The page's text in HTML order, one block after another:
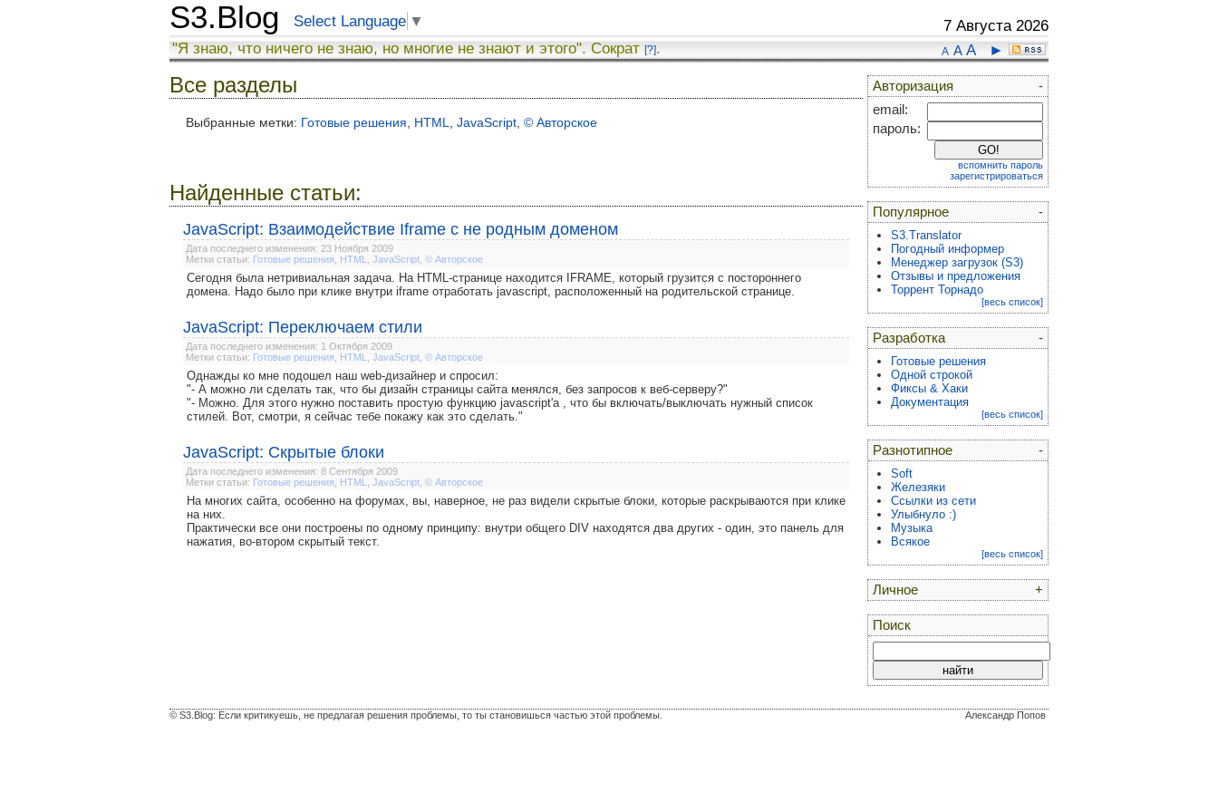
S3.Blog Select Language ▼ 7 Августа 2026
A A A ►
"Я знаю, что ничего не знаю, но многие не знают и этого". Сократ [?].
Все разделы
Выбранные метки: Готовые решения HTML JavaScript © Авторское
Найденные статьи:
JavaScript: Взаимодействие Iframe с не родным доменом
Дата последнего изменения: 23 Ноября 2009
Метки статьи: Готовые решения HTML JavaScript © Авторское
Сегодня была нетривиальная задача. На HTML-странице находится IFRAME, который грузится с постороннего
домена. Надо было при клике внутри iframe отработать javascript, расположенный на родительской странице.
JavaScript: Переключаем стили
Дата последнего изменения: 1 Октября 2009
Метки статьи: Готовые решения HTML JavaScript © Авторское
Однажды ко мне подошел наш web-дизайнер и спросил:
"- А можно ли сделать так, что бы дизайн страницы сайта менялся, без запросов к веб-серверу?"
"- Можно. Для этого нужно поставить простую функцию javascript'а , что бы включать/выключать нужный список
стилей. Вот, смотри, я сейчас тебе покажу как это сделать."
JavaScript: Скрытые блоки
Дата последнего изменения: 8 Сентября 2009
Метки статьи: Готовые решения HTML JavaScript © Авторское
На многих сайта, особенно на форумах, вы, наверное, не раз видели скрытые блоки, которые раскрываются при клике
на них.
Практически все они построены по одному принципу: внутри общего DIV находятся два других - один, это панель для
нажатия, во-втором скрытый текст.
-
Авторизация
email:
пароль:
вспомнить пароль
зарегистрироваться
-
Популярное
S3.Translator
Погодный информер
Менеджер загрузок (S3)
Отзывы и предложения
Торрент Торнадо
[весь список]
-
Разработка
Готовые решения
Одной строкой
Фиксы & Хаки
Документация
[весь список]
-
Разнотипное
Soft
Железяки
Ссылки из сети
Улыбнуло :)
Музыка
Всякое
[весь список]
+
Личное
Поиск
Александр Попов
© S3.Blog: Если критикуешь, не предлагая решения проблемы, то ты становишься частью этой проблемы.